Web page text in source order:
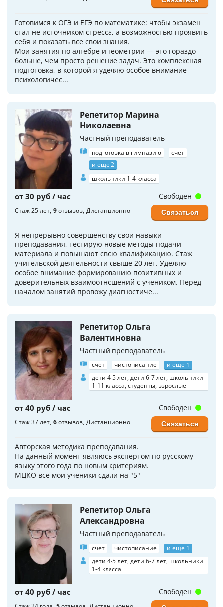
Готовимся к ОГЭ и ЕГЭ по математике: чтобы экзамен
стал не источником стресса, а возможностью проявить
себя и показать все свои знания.
Мои занятия по алгебре и геометрии — это гораздо
больше, чем просто решение задач. Это комплексная
подготовка, в которой я уделяю особое внимание
психологичес...
Репетитор Марина
Николаевна
Частный преподаватель
подготовка в гимназию
счет
и еще 2
школьники 1-4 класса
от 30 руб / час
Стаж 25 лет 9отзывов Дистанционно
Я непрерывно совершенству свои навыки
преподавания, тестирую новые методы подачи
материала и повышают свою квалификацию. Стаж
учительской деятельности свыше 20 лет. Уделяю
особое внимание формированию позитивных и
доверительных взаимоотношений с учеником. Перед
началом занятий провожу диагностиче...
Свободен
Связаться
Репетитор Ольга
Валентиновна
Частный преподаватель
счет чистописание
и еще 1
дети 4-5 лет, дети 6-7 лет, школьники
1-11 класса, студенты, взрослые
от 40 руб / час
Стаж 37 лет 6отзывов Дистанционно
Авторская методика преподавания.
На данный момент являюсь экспертом по русскому
языку этого года по новым критериям.
МЦКО все мои ученики сдали на "5"
Свободен
Связаться
Репетитор Ольга
Александровна
Частный преподаватель
счет чистописание
и еще 1
дети 4-5 лет, дети 6-7 лет, школьники
1-4 класса
от 40 руб / час Свободен